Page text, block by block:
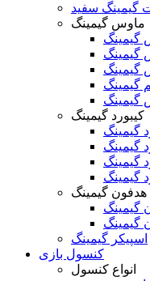
گیمینگ سفید
ماوس گیمینگ
گیمینگ
کیبورد گیمینگ
هدفون گیمینگ
اسپیکر گیمینگ
کنسول بازی
انواع کنسول